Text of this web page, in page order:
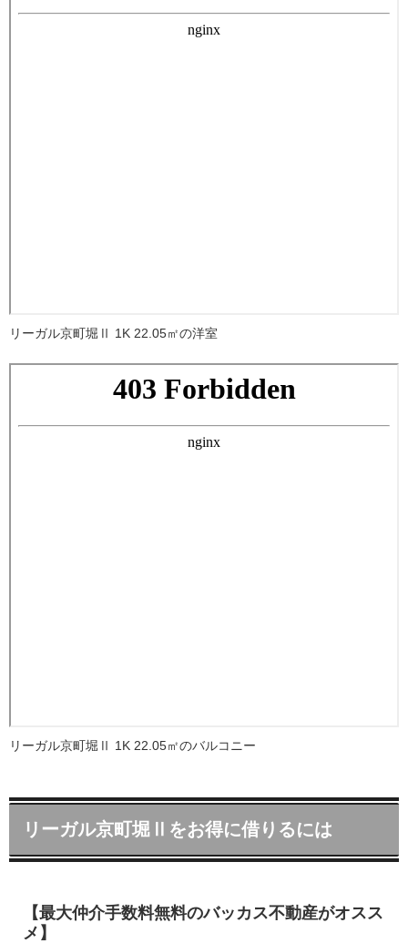
リーガル京町堀Ⅱ 1K 22.05㎡の洋室
リーガル京町堀Ⅱ 1K 22.05㎡のバルコニー
リーガル京町堀Ⅱをお得に借りるには
【最大仲介手数料無料のバッカス不動産がオスス
メ】